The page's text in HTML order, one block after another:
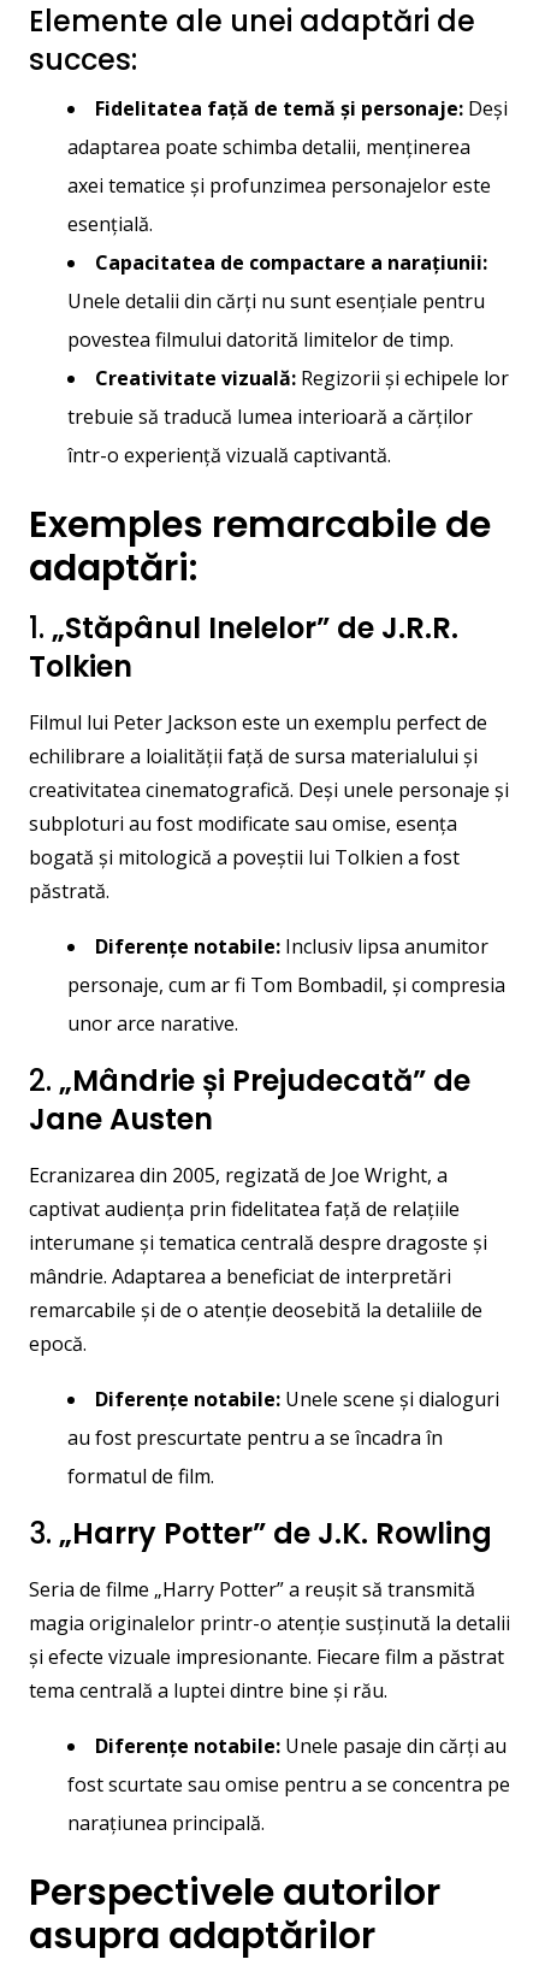
Elemente ale unei adaptări de
succes:
Fidelitatea față de temă și personaje: Deși
adaptarea poate schimba detalii, menținerea
axei tematice și profunzimea personajelor este
esențială.
Capacitatea de compactare a narațiunii:
Unele detalii din cărți nu sunt esențiale pentru
povestea filmului datorită limitelor de timp.
Creativitate vizuală: Regizorii și echipele lor
trebuie să traducă lumea interioară a cărților
într-o experiență vizuală captivantă.
Exemples remarcabile de
adaptări:
1. „Stăpânul Inelelor” de J.R.R.
Tolkien
Filmul lui Peter Jackson este un exemplu perfect de
echilibrare a loialității față de sursa materialului și
creativitatea cinematografică. Deși unele personaje și
subploturi au fost modificate sau omise, esența
bogată și mitologică a poveștii lui Tolkien a fost
păstrată.
Diferențe notabile: Inclusiv lipsa anumitor
personaje, cum ar fi Tom Bombadil, și compresia
unor arce narative.
2. „Mândrie și Prejudecată” de
Jane Austen
Ecranizarea din 2005, regizată de Joe Wright, a
captivat audiența prin fidelitatea față de relațiile
interumane și tematica centrală despre dragoste și
mândrie. Adaptarea a beneficiat de interpretări
remarcabile și de o atenție deosebită la detaliile de
epocă.
Diferențe notabile: Unele scene și dialoguri
au fost prescurtate pentru a se încadra în
formatul de film.
3. „Harry Potter” de J.K. Rowling
Seria de filme „Harry Potter” a reușit să transmită
magia originalelor printr-o atenție susținută la detalii
și efecte vizuale impresionante. Fiecare film a păstrat
tema centrală a luptei dintre bine și rău.
Diferențe notabile: Unele pasaje din cărți au
fost scurtate sau omise pentru a se concentra pe
narațiunea principală.
Perspectivele autorilor
asupra adaptărilor